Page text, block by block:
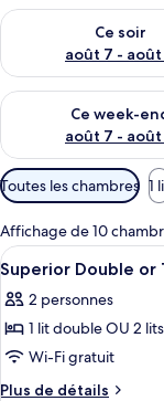
Ce soir
août 7 - août
Vérifier la
Ce week-
août 7 - août
Vérifier la
Filtres
disponibles
pour
les
chambres
Toutes les chambres 1
Affichage de 10
Afficher
toutes
les
photos
pour
ce
17
Superior Double or
2 personnes
1 lit double OU 2
Wi-Fi gratuit
Plus de détails
Plus